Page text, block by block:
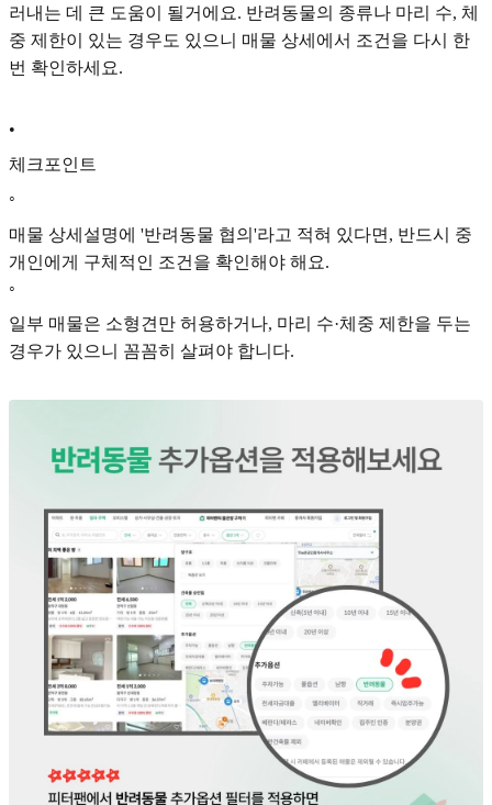
러내는 데 큰 도움이 될거에요. 반려동물의 종류나 마리 수, 체
중 제한이 있는 경우도 있으니 매물 상세에서 조건을 다시 한
번 확인하세요.
•
체크포인트
◦
매물 상세설명에 '반려동물 협의'라고 적혀 있다면, 반드시 중
개인에게 구체적인 조건을 확인해야 해요.
◦
일부 매물은 소형견만 허용하거나, 마리 수·체중 제한을 두는
경우가 있으니 꼼꼼히 살펴야 합니다.